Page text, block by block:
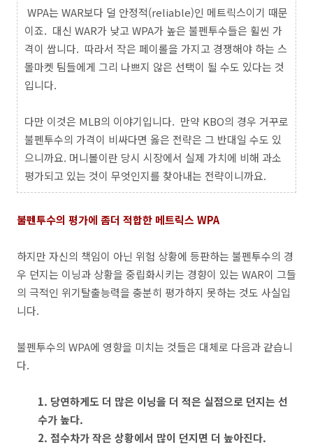
WPA는 WAR보다 덜 안정적(reliable)인 메트릭스이기 때문
이죠. 대신 WAR가 낮고 WPA가 높은 불펜투수들은 휠씬 가
격이 쌉니다. 따라서 작은 페이롤을 가지고 경쟁해야 하는 스
몰마켓 팀들에게 그리 나쁘지 않은 선택이 될 수도 있다는 것
입니다.
다만 이것은 MLB의 이야기입니다. 만약 KBO의 경우 거꾸로
불펜투수의 가격이 비싸다면 옳은 전략은 그 반대일 수도 있
으니까요. 머니볼이란 당시 시장에서 실제 가치에 비해 과소
평가되고 있는 것이 무엇인지를 찾아내는 전략이니까요.
불펜투수의 평가에 좀더 적합한 메트릭스 WPA
하지만 자신의 책임이 아닌 위험 상황에 등판하는 불펜투수의 경
우 던지는 이닝과 상황을 중립화시키는 경향이 있는 WAR이 그들
의 극적인 위기탈출능력을 충분히 평가하지 못하는 것도 사실입
니다.
불펜투수의 WPA에 영향을 미치는 것들은 대체로 다음과 같습니
다.
1. 당연하게도 더 많은 이닝을 더 적은 실점으로 던지는 선
수가 높다.
2. 점수차가 작은 상황에서 많이 던지면 더 높아진다.